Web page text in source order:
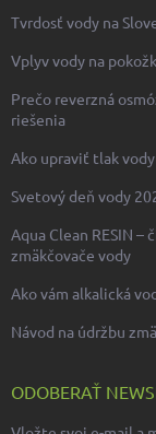
Tvrdosť vody na
Vplyv vody na
Prečo reverzná
riešenia
Ako upraviť tlak
Svetový deň vody
Aqua Clean RESIN
zmäkčovače vody
Ako vám alkalická
Návod na údržbu
ODOBERAŤ